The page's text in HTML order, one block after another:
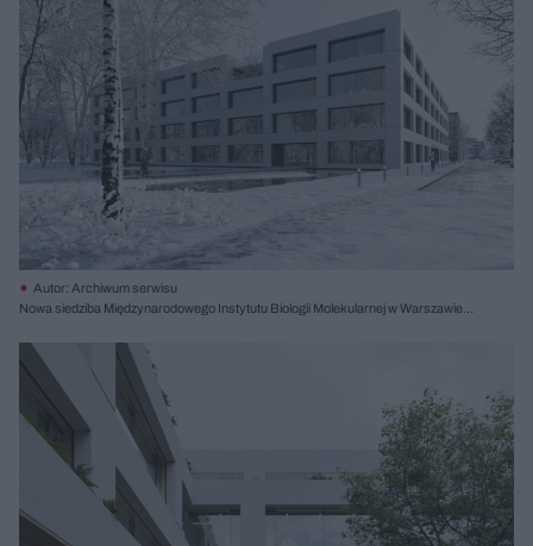
Autor: Archiwum serwisu
Nowa siedziba Międzynarodowego Instytutu Biologii Molekularnej w Warszawie,